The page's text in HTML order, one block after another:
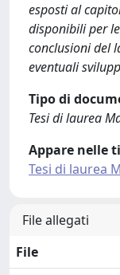
esposti al
disponibili per
conclusioni del
eventuali
Tipo di
Tesi di laurea
Appare nelle
Tesi di laurea
File allegati
File